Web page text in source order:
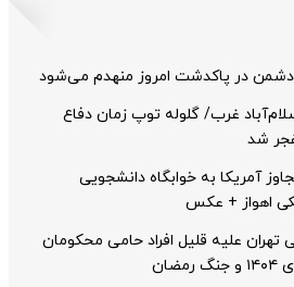
در پاکدشت امروز منهدم می‌شود
غرب/ گلوله توپ زمان دفاع
آمریکا به خوابگاه دانشجویی
اهواز + عکس
تهران علیه قلیل افراد حامی محکومان